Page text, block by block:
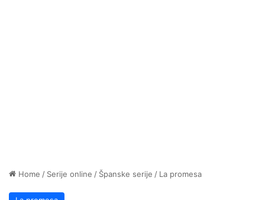
Home / Serije online / Španske serije / La promesa